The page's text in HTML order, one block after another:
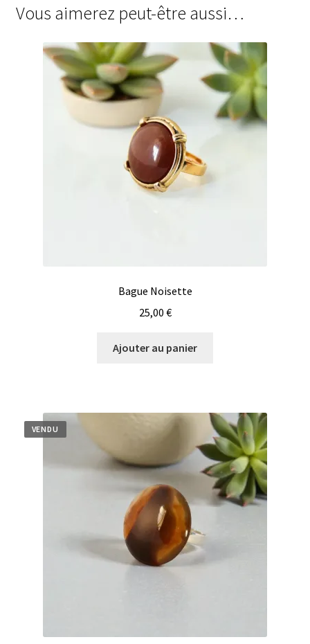
Vous aimerez peut-être aussi…
Bague Noisette
25,00 €
Ajouter au panier
VENDU